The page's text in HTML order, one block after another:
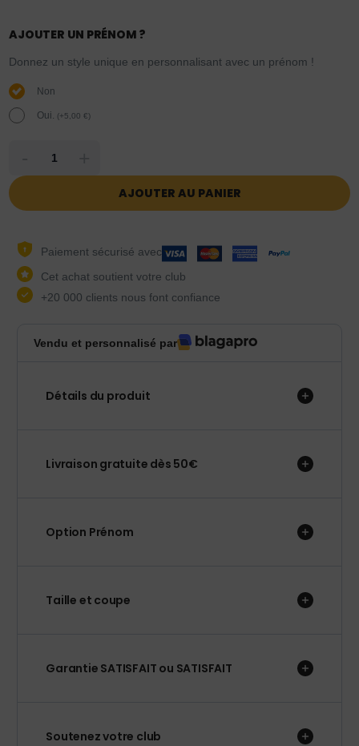
AJOUTER UN PRÉNOM ?
Donnez un style unique en personnalisant avec un prénom !
Non
Oui. (+5,00€)
AJOUTER AU PANIER
Paiement sécurisé avec
Cet achat soutient votre club
+20 000 clients nous font confiance
Vendu et personnalisé par
Détails du produit
Livraison gratuite dès 50€
Option Prénom
Taille et coupe
Garantie SATISFAIT ou SATISFAIT
Soutenez votre club